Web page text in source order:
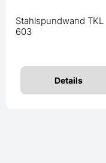
Stahlspundwand TKL
603
Details